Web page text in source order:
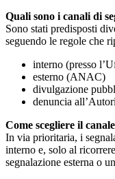
Quali sono i canali di
Sono stati predisposti
seguendo le regole che
interno (presso
esterno (ANAC)
divulgazione
denuncia
Come scegliere il
In via prioritaria, i
interno e, solo al
segnalazione esterna o